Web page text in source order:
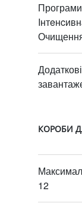
КОРОБИ
12